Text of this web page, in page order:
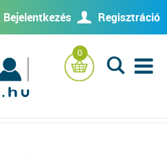
Bejelentkezés U Regisztráció
0
L